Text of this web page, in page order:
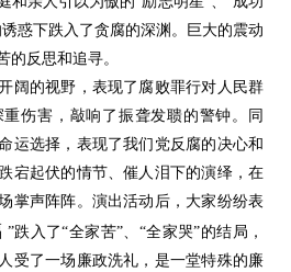
惑下跌入了贪腐的深渊。巨大的震动
的反思和追寻。
的视野，表现了腐败罪行对人民群
伤害，敲响了振聋发聩的警钟。同
运选择，表现了我们党反腐的决心和
宕起伏的情节、催人泪下的演绎，在
掌声阵阵。演出活动后，大家纷纷表
”跌入了“全家苦”、“全家哭”的结局，
受了一场廉政洗礼，是一堂特殊的廉